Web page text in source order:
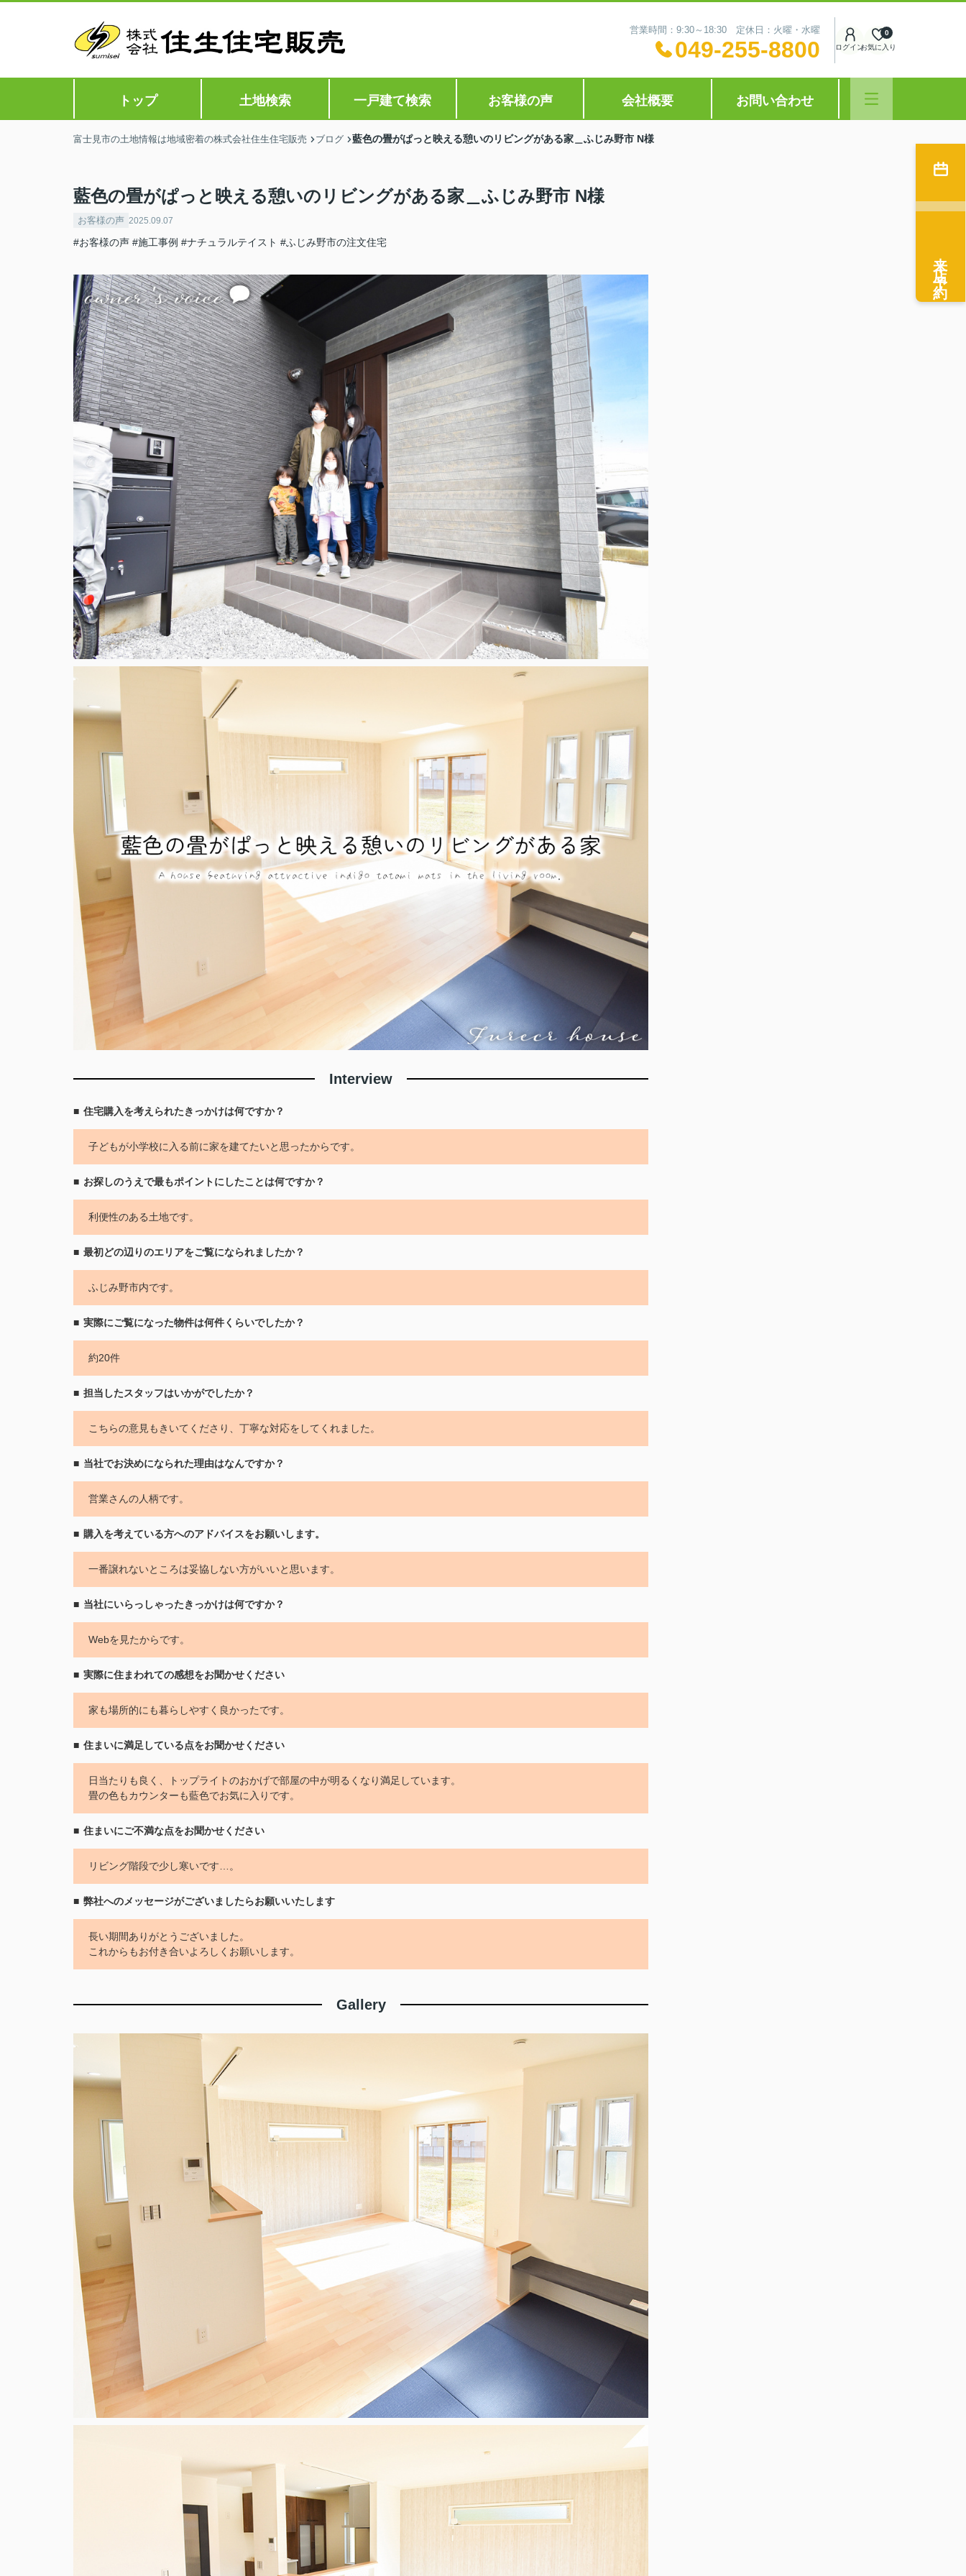
営業時間：9:30～18:30 定休日：火曜・水曜
049-255-8800 ログインお気に入り
0
トップ 土地検索 一戸建て検索 お客様の声 会社概要 お問い合わせ
富士見市の土地情報は地域密着の株式会社住生住宅販売 ブログ 藍色の畳がぱっと映える憩いのリビングがある家＿ふじみ野市 N様
藍色の畳がぱっと映える憩いのリビングがある家＿ふじみ野市 N様
お客様の声 2025.09.07
#お客様の声 #施工事例 #ナチュラルテイスト #ふじみ野市の注文住宅
Interview
住宅購入を考えられたきっかけは何ですか？
子どもが小学校に入る前に家を建てたいと思ったからです。
お探しのうえで最もポイントにしたことは何ですか？
利便性のある土地です。
最初どの辺りのエリアをご覧になられましたか？
ふじみ野市内です。
実際にご覧になった物件は何件くらいでしたか？
約20件
担当したスタッフはいかがでしたか？
こちらの意見もきいてくださり、丁寧な対応をしてくれました。
当社でお決めになられた理由はなんですか？
営業さんの人柄です。
購入を考えている方へのアドバイスをお願いします。
一番譲れないところは妥協しない方がいいと思います。
当社にいらっしゃったきっかけは何ですか？
Webを見たからです。
実際に住まわれての感想をお聞かせください
家も場所的にも暮らしやすく良かったです。
住まいに満足している点をお聞かせください
日当たりも良く、トップライトのおかげで部屋の中が明るくなり満足しています。
畳の色もカウンターも藍色でお気に入りです。
住まいにご不満な点をお聞かせください
リビング階段で少し寒いです…。
弊社へのメッセージがございましたらお願いいたします
長い期間ありがとうございました。
これからもお付き合いよろしくお願いします。
Gallery
来店予約